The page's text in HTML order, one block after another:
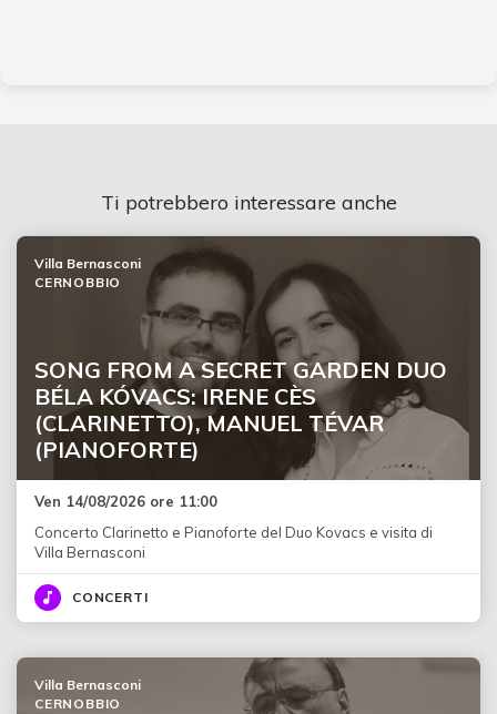
Ti potrebbero interessare anche
SONG FROM A SECRET GARDEN DUO
BÉLA KÓVACS: IRENE CÈS
(CLARINETTO), MANUEL TÉVAR
(PIANOFORTE)
Villa Bernasconi
CERNOBBIO
Ven 14/08/2026 ore 11:00
Concerto Clarinetto e Pianoforte del Duo Kovacs e visita di
Villa Bernasconi
CONCERTI
Villa Bernasconi
CERNOBBIO